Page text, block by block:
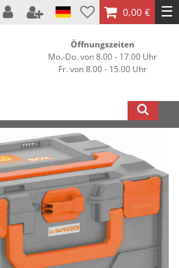
0,00 € ☰
Öffnungszeiten
Mo.-Do. von 8.00 - 17.00 Uhr
Fr. von 8.00 - 15.00 Uhr